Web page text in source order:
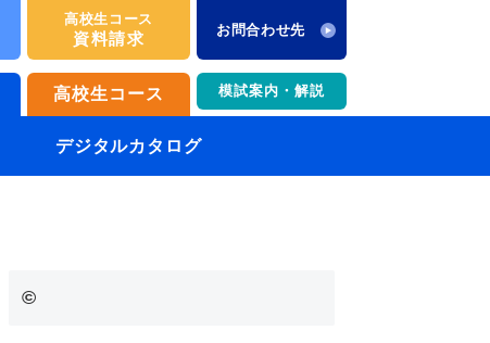
高校生コース
資料請求 お問合わせ先
高校生コース 模試案内・解説
デジタルカタログ
©